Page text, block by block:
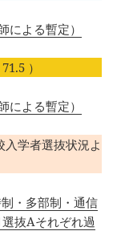
による暫定）
）
による暫定）
入学者選抜状況よ
・多部制・通信
抜Aそれぞれ過